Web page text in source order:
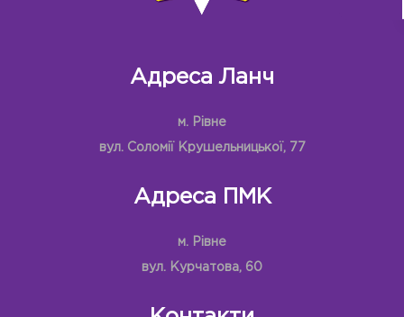
Адреса Ланч
м. Рівне
вул. Соломії Крушельницької, 77
Адреса ПМК
м. Рівне
вул. Курчатова, 60